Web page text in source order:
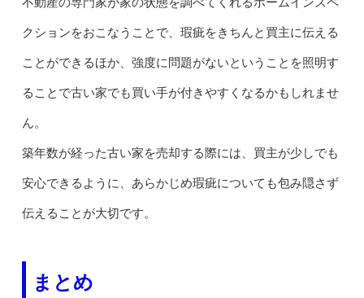
クションをおこなうことで、瑕疵をきちんと買主に伝える
ことができるほか、強度に問題がないということを照明す
ることで古い家でも買い手が付きやすくなるかもしれませ
ん。
築年数が経った古い家を売却する際には、買主が少しでも
安心できるように、あらかじめ瑕疵についても包み隠さず
伝えることが大切です。
まとめ